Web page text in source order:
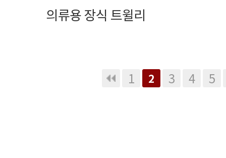
의류용 장식 트윌리
1 2 3 4 5